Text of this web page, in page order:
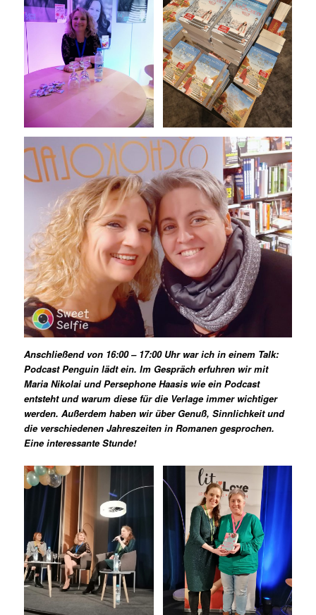
Anschließend von 16:00 – 17:00 Uhr war ich in einem Talk:
Podcast Penguin lädt ein. Im Gespräch erfuhren wir mit
Maria Nikolai und Persephone Haasis wie ein Podcast
entsteht und warum diese für die Verlage immer wichtiger
werden. Außerdem haben wir über Genuß, Sinnlichkeit und
die verschiedenen Jahreszeiten in Romanen gesprochen.
Eine interessante Stunde!